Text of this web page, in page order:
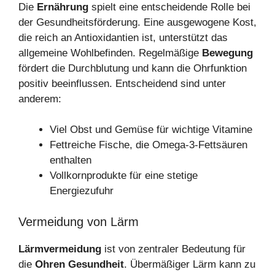
Die Ernährung spielt eine entscheidende Rolle bei
der Gesundheitsförderung. Eine ausgewogene Kost,
die reich an Antioxidantien ist, unterstützt das
allgemeine Wohlbefinden. Regelmäßige Bewegung
fördert die Durchblutung und kann die Ohrfunktion
positiv beeinflussen. Entscheidend sind unter
anderem:
Viel Obst und Gemüse für wichtige Vitamine
Fettreiche Fische, die Omega-3-Fettsäuren
enthalten
Vollkornprodukte für eine stetige
Energiezufuhr
Vermeidung von Lärm
Lärmvermeidung ist von zentraler Bedeutung für
die Ohren Gesundheit. Übermäßiger Lärm kann zu